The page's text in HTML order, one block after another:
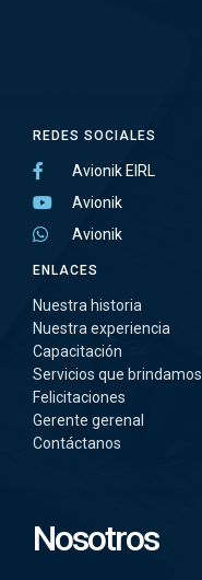
Nosotros
REDES SOCIALES
Avionik EIRL
Avionik
Avionik
ENLACES
Nuestra historia
Nuestra experiencia
Capacitación
Servicios que brindamos
Felicitaciones
Gerente gerenal
Contáctanos